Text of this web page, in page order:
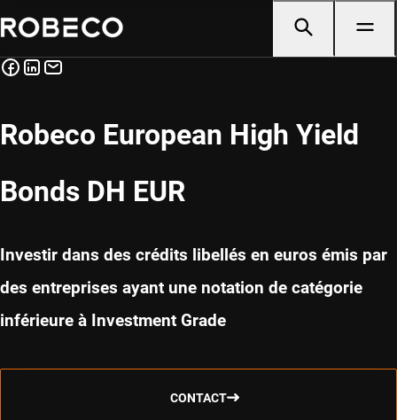
Robeco European High Yield
Bonds DH EUR
Investir dans des crédits libellés en euros émis par
des entreprises ayant une notation de catégorie
inférieure à Investment Grade
CONTACT